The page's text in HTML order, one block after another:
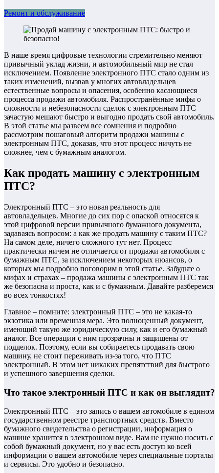
Ремонт и обслуживание
В наше время цифровые технологии стремительно меняют
привычный уклад жизни, и автомобильный мир не стал
исключением. Появление электронного ПТС стало одним из
таких изменений, вызвав у многих автовладельцев
естественные вопросы и опасения, особенно касающиеся
процесса продажи автомобиля. Распространённые мифы о
сложности и небезопасности сделок с электронным ПТС
зачастую мешают быстро и выгодно продать свой автомобиль.
В этой статье мы развеем все сомнения и подробно
рассмотрим пошаговый алгоритм продажи машины с
электронным ПТС, доказав, что этот процесс ничуть не
сложнее, чем с бумажным аналогом.
Как продать машину с электронным
ПТС?
Электронный ПТС – это новая реальность для
автовладельцев. Многие до сих пор с опаской относятся к
этой цифровой версии привычного бумажного документа,
задаваясь вопросом: а как же продать машину с таким ПТС?
На самом деле, ничего сложного тут нет. Процесс
практически ничем не отличается от продажи автомобиля с
бумажным ПТС, за исключением некоторых нюансов, о
которых мы подробно поговорим в этой статье. Забудьте о
мифах и страхах – продажа машины с электронным ПТС так
же безопасна и проста, как и с бумажным. Давайте разберемся
во всех тонкостях!
Главное – помните: электронный ПТС – это не какая-то
экзотика или временная мера. Это полноценный документ,
имеющий такую же юридическую силу, как и его бумажный
аналог. Все операции с ним прозрачны и защищены от
подделок. Поэтому, если вы собираетесь продавать свою
машину, не стоит переживать из-за того, что ПТС
электронный. В этом нет никаких препятствий для быстрого
и успешного завершения сделки.
Что такое электронный ПТС и как он выглядит?
Электронный ПТС – это запись о вашем автомобиле в едином
государственном реестре транспортных средств. Вместо
бумажного свидетельства о регистрации, информация о
машине хранится в электронном виде. Вам не нужно носить с
собой бумажный документ, но у вас есть доступ ко всей
информации о вашем автомобиле через специальные порталы
и сервисы. Это удобно и безопасно.